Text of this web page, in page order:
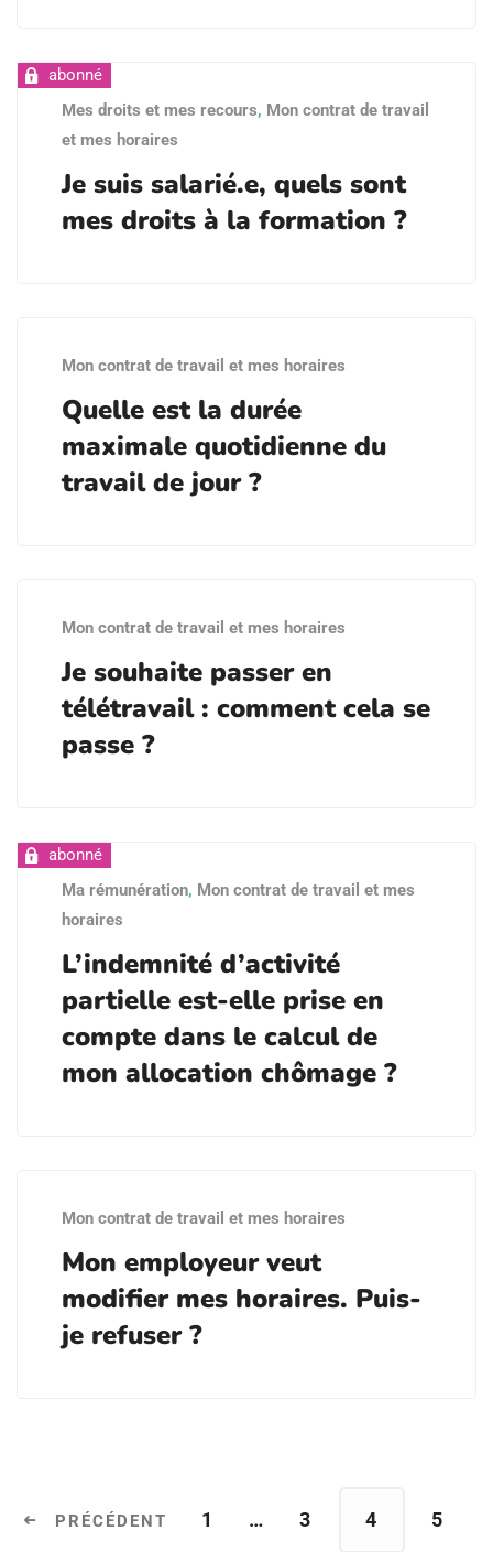
Mes droits et mes recours, Mon contrat de travail
et mes horaires
Je suis salarié.e, quels sont
mes droits à la formation ?
Mon contrat de travail et mes horaires
Quelle est la durée
maximale quotidienne du
travail de jour ?
Mon contrat de travail et mes horaires
Je souhaite passer en
télétravail : comment cela se
passe ?
Ma rémunération, Mon contrat de travail et mes
horaires
L’indemnité d’activité
partielle est-elle prise en
compte dans le calcul de
mon allocation chômage ?
Mon contrat de travail et mes horaires
Mon employeur veut
modifier mes horaires. Puis-
je refuser ?
1 … 3 4 5